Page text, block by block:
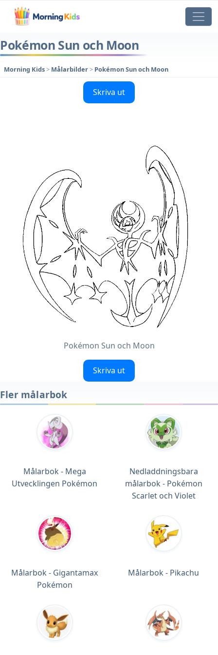
Pokémon Sun och Moon
Morning Kids> Målarbilder> Pokémon Sun och Moon
Skriva ut
Pokémon Sun och Moon
Skriva ut
Fler målarbok
Målarbok - Mega
Utvecklingen Pokémon
Nedladdningsbara
målarbok - Pokémon
Scarlet och Violet
Målarbok - Gigantamax
Pokémon
Målarbok - Pikachu